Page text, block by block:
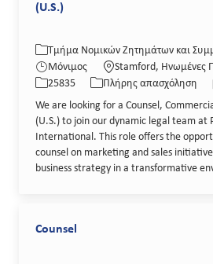
(U.S.)
Κατηγορία
Τμήμα Νομικών Ζητημάτων και
Μόνιμος
Τοποθεσία
Stamford, Ηνωμένες
Κωδικός θέσης εργασίας
25835
Τύπος εργασίας
Πλήρης απασχόληση
We are looking for a Counsel,
(U.S.) to join our dynamic legal team at
International. This role offers the
counsel on marketing and sales
business strategy in a transformative
Counsel